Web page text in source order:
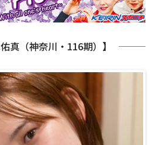
真（神奈川・116期）】